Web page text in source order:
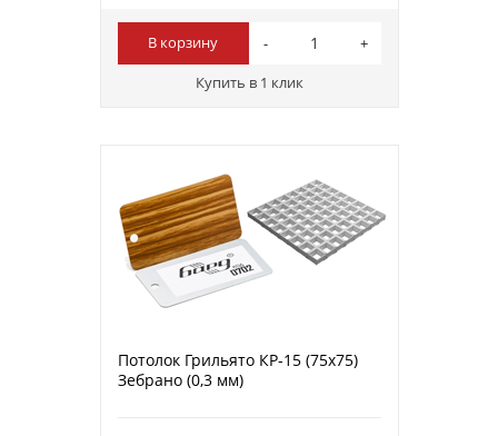
В корзину
Купить в 1 клик
Потолок Грильято КР-15 (75х75)
Зебрано (0,3 мм)